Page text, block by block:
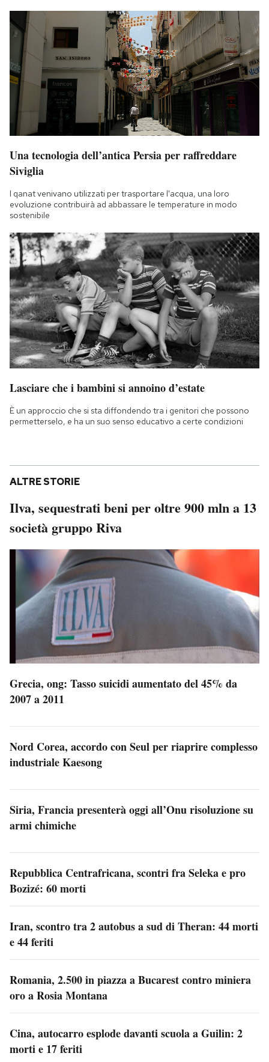
Una tecnologia dell’antica Persia per raffreddare
Siviglia
I qanat venivano utilizzati per trasportare l'acqua, una loro
evoluzione contribuirà ad abbassare le temperature in modo
sostenibile
Lasciare che i bambini si annoino d’estate
È un approccio che si sta diffondendo tra i genitori che possono
permetterselo, e ha un suo senso educativo a certe condizioni
ALTRE STORIE
Ilva, sequestrati beni per oltre 900 mln a 13
società gruppo Riva
Grecia, ong: Tasso suicidi aumentato del 45% da
2007 a 2011
Nord Corea, accordo con Seul per riaprire complesso
industriale Kaesong
Siria, Francia presenterà oggi all’Onu risoluzione su
armi chimiche
Repubblica Centrafricana, scontri fra Seleka e pro
Bozizé: 60 morti
Iran, scontro tra 2 autobus a sud di Theran: 44 morti
e 44 feriti
Romania, 2.500 in piazza a Bucarest contro miniera
oro a Rosia Montana
Cina, autocarro esplode davanti scuola a Guilin: 2
morti e 17 feriti